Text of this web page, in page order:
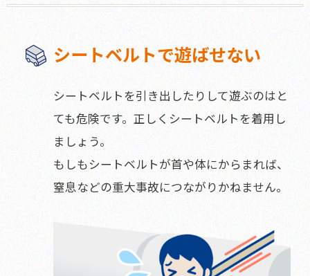
シートベルトで遊ばせない
シートベルトを引き出したりして遊ぶのはと
ても危険です。 正しくシートベルトを着用し
ましょう。
もしもシートベルトが首や体にからまれば、
窒息などの重大事故につながりかねません。